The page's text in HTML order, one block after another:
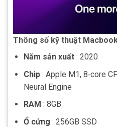
Thông số kỹ thuật
Năm sản xuất: 2020
Chip: Apple M1, 8‑core
Neural Engine
RAM : 8GB
Ổ cứng : 256GB SSD